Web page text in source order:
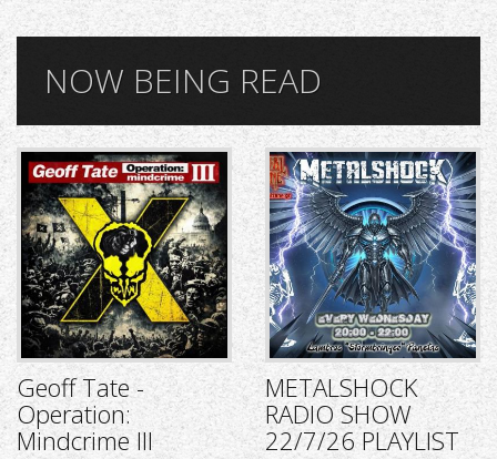
NOW BEING READ
Geoff Tate -
Operation:
Mindcrime III
METALSHOCK
RADIO SHOW
22/7/26 PLAYLIST